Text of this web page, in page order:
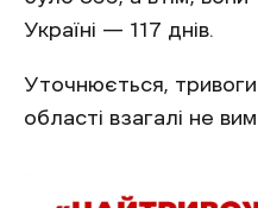
Україні — 117 днів.
Уточнюється,
області взагалі не